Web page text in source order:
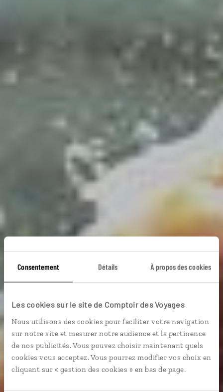
Consentement Détails À propos des cookies
Les cookies sur le site de Comptoir des Voyages
Nous utilisons des cookies pour faciliter votre navigation
sur notre site et mesurer notre audience et la pertinence
de nos publicités. Vous pouvez choisir maintenant quels
cookies vous acceptez. Vous pourrez modifier vos choix en
cliquant sur « gestion des cookies » en bas de page.
Cache-cache avec
les animaux
Circuit famille de Singapour à l’île Perhentian Besar en
Malaisie.
En famille Faune & safari